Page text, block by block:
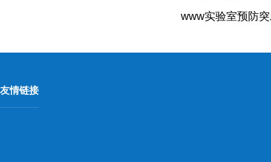
www实验室预防
友情链接